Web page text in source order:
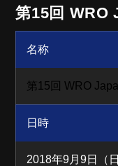
第15回 WRO
名称
第15回 WRO
日時
2018年9月9日（